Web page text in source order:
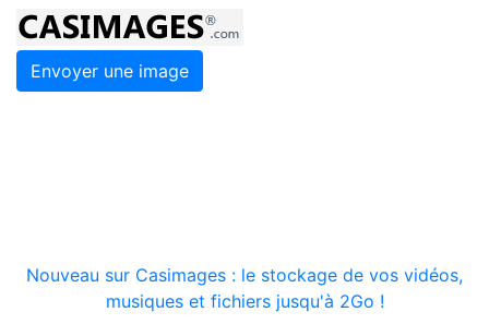
Envoyer une image
Nouveau sur Casimages : le stockage de vos vidéos,
musiques et fichiers jusqu'à 2Go !